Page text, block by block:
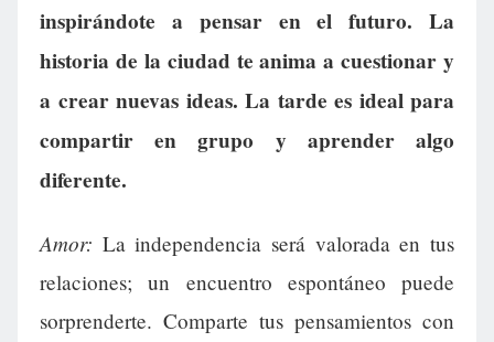
inspirándote a pensar en el futuro. La
historia de la ciudad te anima a cuestionar y
a crear nuevas ideas. La tarde es ideal para
compartir en grupo y aprender algo
diferente.
Amor: La independencia será valorada en tus
relaciones; un encuentro espontáneo puede
sorprenderte. Comparte tus pensamientos con